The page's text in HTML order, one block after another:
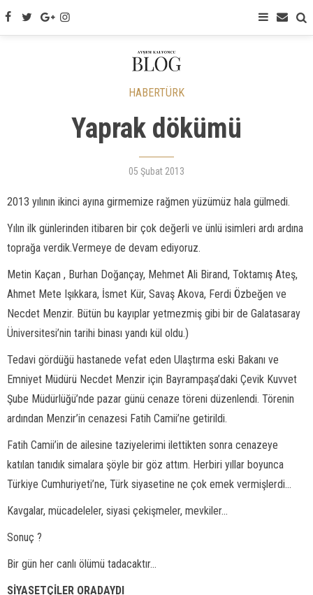
HABERTÜRK
Yaprak dökümü
05 Şubat 2013
2013 yılının ikinci ayına girmemize rağmen yüzümüz hala gülmedi.
Yılın ilk günlerinden itibaren bir çok değerli ve ünlü isimleri ardı ardına
toprağa verdik.Vermeye de devam ediyoruz.
Metin Kaçan , Burhan Doğançay, Mehmet Ali Birand, Toktamış Ateş,
Ahmet Mete Işıkkara, İsmet Kür, Savaş Akova, Ferdi Özbeğen ve
Necdet Menzir. Bütün bu kayıplar yetmezmiş gibi bir de Galatasaray
Üniversitesi’nin tarihi binası yandı kül oldu.)
Tedavi gördüğü hastanede vefat eden Ulaştırma eski Bakanı ve
Emniyet Müdürü Necdet Menzir için Bayrampaşa’daki Çevik Kuvvet
Şube Müdürlüğü’nde pazar günü cenaze töreni düzenlendi. Törenin
ardından Menzir’in cenazesi Fatih Camii’ne getirildi.
Fatih Camii’in de ailesine taziyelerimi ilettikten sonra cenazeye
katılan tanıdık simalara şöyle bir göz attım. Herbiri yıllar boyunca
Türkiye Cumhuriyeti’ne, Türk siyasetine ne çok emek vermişlerdi...
Kavgalar, mücadeleler, siyasi çekişmeler, mevkiler...
Sonuç ?
Bir gün her canlı ölümü tadacaktır...
SİYASETÇİLER ORADAYDI